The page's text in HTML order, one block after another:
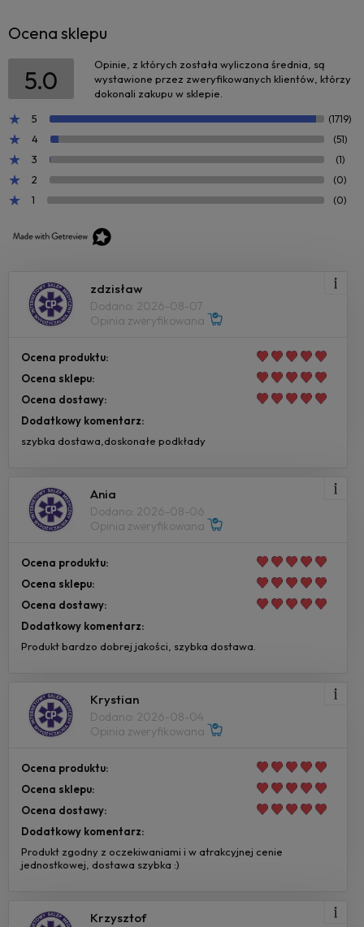
Ocena sklepu
5.0
Opinie, z których została wyliczona średnia, są
wystawione przez zweryfikowanych klientów, którzy
dokonali zakupu w sklepie.
5
(1719)
4 (51)
3 (1)
2 (0)
1 (0)
zdzisław
Dodano: 2026-08-07
Opinia zweryfikowana
Ocena produktu:
Ocena sklepu:
Ocena dostawy:
Dodatkowy komentarz:
szybka dostawa,doskonałe podkłady
Ania
Dodano: 2026-08-06
Opinia zweryfikowana
Ocena produktu:
Ocena sklepu:
Ocena dostawy:
Dodatkowy komentarz:
Produkt bardzo dobrej jakości, szybka dostawa.
Krystian
Dodano: 2026-08-04
Opinia zweryfikowana
Ocena produktu:
Ocena sklepu:
Ocena dostawy:
Dodatkowy komentarz:
Produkt zgodny z oczekiwaniami i w atrakcyjnej cenie
jednostkowej, dostawa szybka :)
Krzysztof